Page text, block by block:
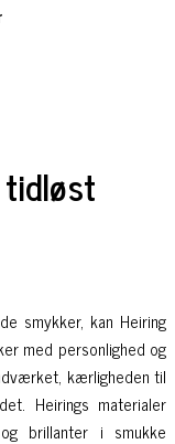
smykker, kan Heiring
med personlighed og
kærligheden til
Heirings materialer
brillanter i smukke